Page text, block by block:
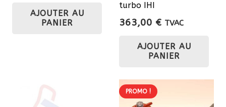
AJOUTER AU
PANIER
turbo IHI
363,00 € TVAC
AJOUTER AU
PANIER
PROMO !